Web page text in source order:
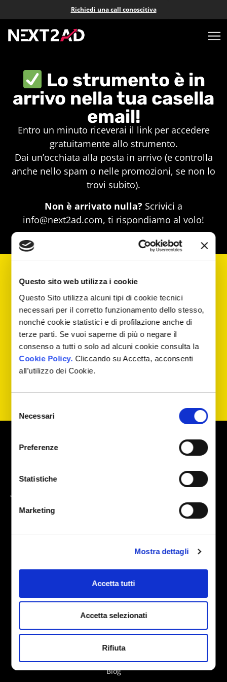
Questo sito web utilizza i cookie
Questo Sito utilizza alcuni tipi di cookie tecnici
necessari per il corretto funzionamento dello stesso,
nonché cookie statistici e di profilazione anche di
terze parti. Se vuoi saperne di più o negare il
consenso a tutti o solo ad alcuni cookie consulta la
Cookie Policy. Cliccando su Accetta, acconsenti
all’utilizzo dei Cookie.
delNecessari
Preferenze
Statistiche
Marketing
Mostra dettagli
Accetta tutti
Accetta selezionati
Rifiuta
Richiedi una call conoscitiva
Lo strumento è in
arrivo nella tua casella
email!
Entro un minuto riceverai il link per accedere
gratuitamente allo strumento.
Dai un’occhiata alla posta in arrivo (e controlla
anche nello spam o nelle promozioni, se non lo
trovi subito).
Non è arrivato nulla? Scrivici a
info@next2ad.com, ti rispondiamo al volo!
Vuoi aumentare il
Fatturato e l'Utile del
tuo eCommerce?
Contattaci
Aiutiamo gli
profitti
avanzate di
Home
Servizi
Chi Siamo
Testimonianze
Casi Studio
Blog